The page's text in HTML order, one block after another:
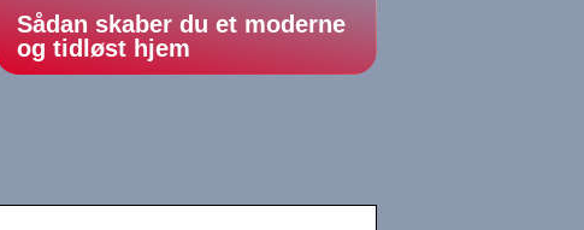
Sådan skaber du et moderne
og tidløst hjem